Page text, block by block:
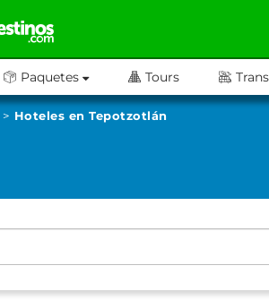
Paquetes Tours
Hoteles en Tepotzotlán